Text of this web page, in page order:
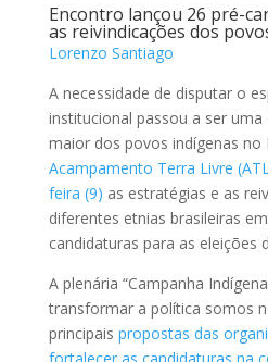
Encontro lançou 26 pré-
as reivindicações dos
Lorenzo Santiago
A necessidade de disputar o
institucional passou a ser uma
maior dos povos indígenas no
Acampamento Terra Livre
feira (9) as estratégias e as
diferentes etnias brasileiras
candidaturas para as eleições
A plenária “Campanha
transformar a política somos
principais propostas das